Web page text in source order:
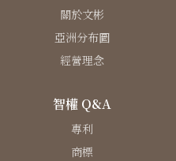
關於文彬
亞洲分布圖
經營理念
智權 Q&A
專利
商標